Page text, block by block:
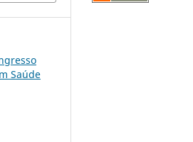
Saúde